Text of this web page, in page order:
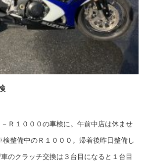
Ｒ１０００の車検に。午前中店は休ませ
検整備中のＲ１０００。帰着後昨日整備し
のクラッチ交換は３台目になると１台目